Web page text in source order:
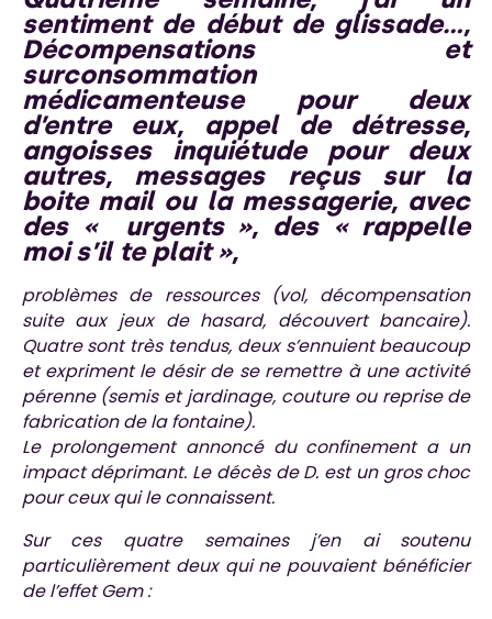
sentiment de début de glissade…,
Décompensations et
surconsommation
médicamenteuse pour deux
d’entre eux, appel de détresse,
angoisses inquiétude pour deux
autres,messages reçus sur la
boite mail ou la messagerie, avec
des « urgents », des « rappelle
moi s’il te plait »,
problèmes de ressources (vol, décompensation
suite aux jeux de hasard, découvert bancaire).
Quatre sont très tendus, deux s’ennuient beaucoup
et expriment le désir de se remettre à une activité
pérenne (semis et jardinage, couture ou reprise de
fabrication de la fontaine).
Le prolongement annoncé du confinement a un
impact déprimant. Le décès de D. est un gros choc
pour ceux qui le connaissent.
Sur ces quatre semaines j’en ai soutenu
particulièrement deux qui ne pouvaient bénéficier
de l’effet Gem :